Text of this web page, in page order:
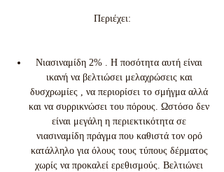
Περιέχει:
Νιασιναμίδη 2% . Η ποσότητα αυτή είναι
ικανή να βελτιώσει μελαχρώσεις και
δυσχρωμίες , να περιορίσει το σμήγμα αλλά
και να συρρικνώσει του πόρους. Ωστόσο δεν
είναι μεγάλη η περιεκτικότητα σε
νιασιναμίδη πράγμα που καθιστά τον ορό
κατάλληλο για όλους τους τύπους δέρματος
χωρίς να προκαλεί ερεθισμούς. Βελτιώνει